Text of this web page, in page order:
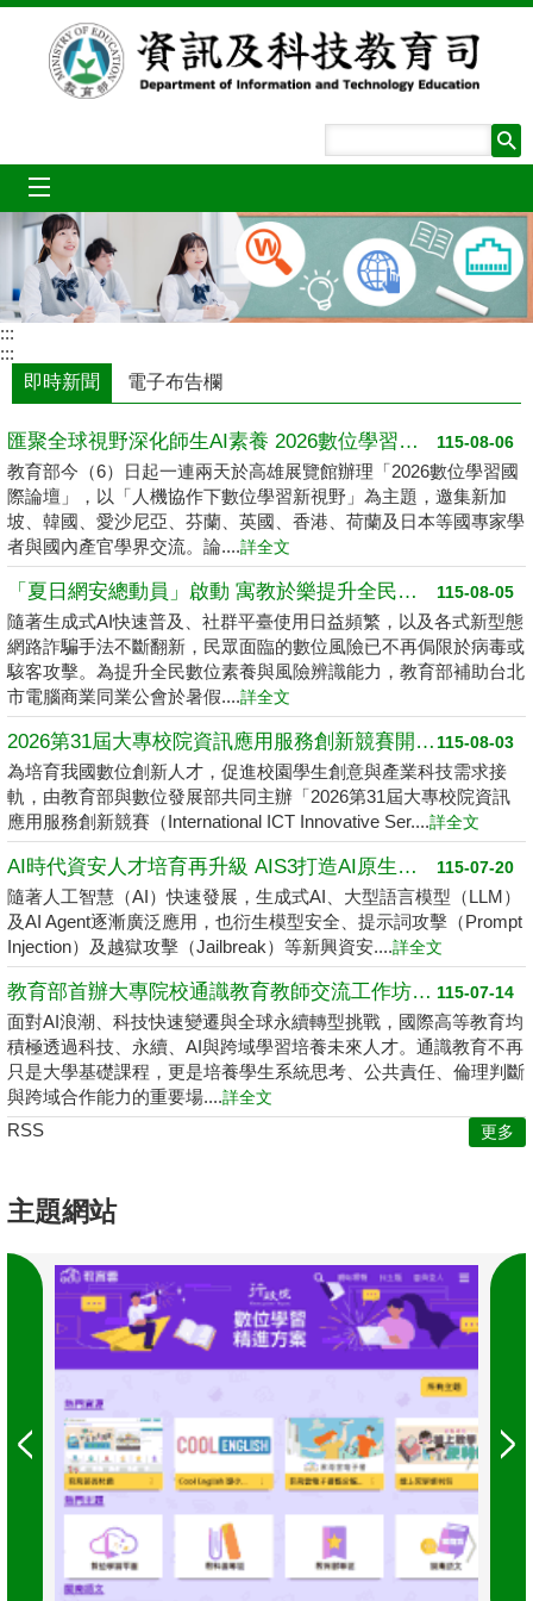
跳到主要內容區塊
:::
:::
即時新聞
電子布告欄
115-08-06
匯聚全球視野深化師生AI素養 2026數位學習國際論壇高雄登場
教育部今（6）日起一連兩天於高雄展覽館辦理「2026數位學習國
際論壇」，以「人機協作下數位學習新視野」為主題，邀集新加
坡、韓國、愛沙尼亞、芬蘭、英國、香港、荷蘭及日本等國專家學
者與國內產官學界交流。論....詳全文
115-08-05
「夏日網安總動員」啟動 寓教於樂提升全民數位素養
隨著生成式AI快速普及、社群平臺使用日益頻繁，以及各式新型態
網路詐騙手法不斷翻新，民眾面臨的數位風險已不再侷限於病毒或
駭客攻擊。為提升全民數位素養與風險辨識能力，教育部補助台北
市電腦商業同業公會於暑假....詳全文
115-08-03
2026第31屆大專校院資訊應用服務創新競賽開跑了 請高中職以上學生踴躍報名
為培育我國數位創新人才，促進校園學生創意與產業科技需求接
軌，由教育部與數位發展部共同主辦「2026第31屆大專校院資訊
應用服務創新競賽（International ICT Innovative Ser....詳全文
115-07-20
AI時代資安人才培育再升級 AIS3打造AI原生資安學習環境
隨著人工智慧（AI）快速發展，生成式AI、大型語言模型（LLM）
及AI Agent逐漸廣泛應用，也衍生模型安全、提示詞攻擊（Prompt
Injection）及越獄攻擊（Jailbreak）等新興資安....詳全文
115-07-14
教育部首辦大專院校通識教育教師交流工作坊 邁向2050共創未來永續大學
面對AI浪潮、科技快速變遷與全球永續轉型挑戰，國際高等教育均
積極透過科技、永續、AI與跨域學習培養未來人才。通識教育不再
只是大學基礎課程，更是培養學生系統思考、公共責任、倫理判斷
與跨域合作能力的重要場....詳全文
RSS 更多
主題網站